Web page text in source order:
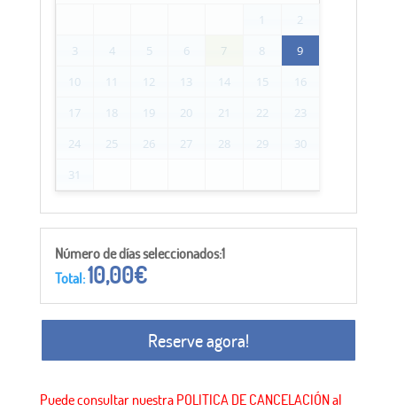
1
2
3
4 5 6 7 8
9
10
11 12 13 14 15
16
17
18 19 20 21 22
23
24
25 26 27 28 29
30
31
Número de días seleccionados:1
Total:10,00€
Reserve agora!